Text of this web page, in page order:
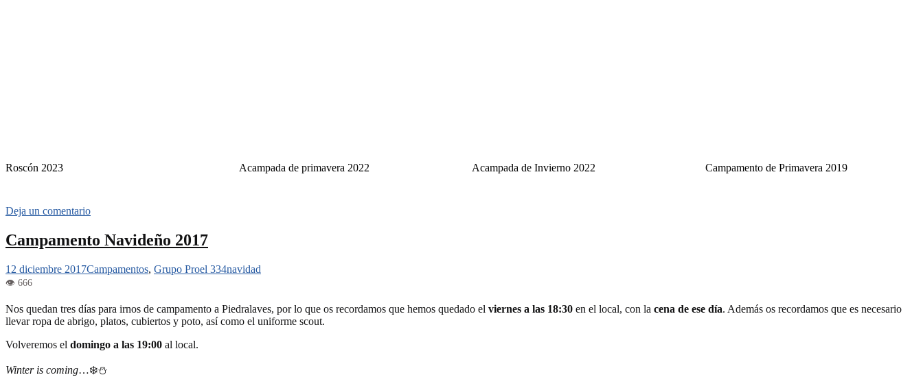
Roscón 2023 Acampada de primavera 2022 Acampada de Invierno 2022 Campamento de Primavera 2019
Deja un comentario
Campamento Navideño 2017
12 diciembre 2017Campamentos, Grupo Proel 334navidad
Nos quedan tres días para irnos de campamento a Piedralaves, por lo que os recordamos que hemos quedado el viernes a las 18:30 en el local, con la cena de ese día. Además os recordamos que es necesario
llevar ropa de abrigo, platos, cubiertos y poto, así como el uniforme scout.
Volveremos el domingo a las 19:00 al local.
Winter is coming…❄️⛄️